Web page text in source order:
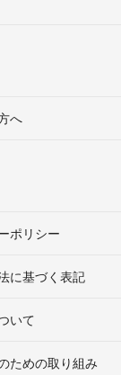
へ
ポリシー
に基づく表記
いて
ための取り組み